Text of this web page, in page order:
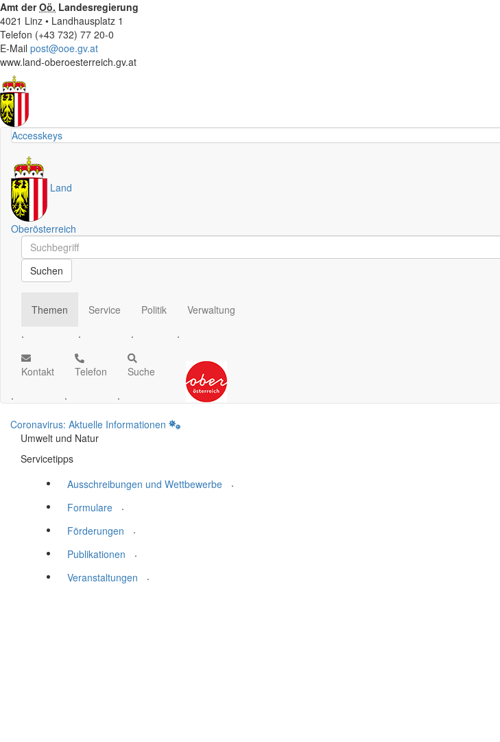
Amt derOö. Landesregierung
4021 Linz • Landhausplatz 1
Telefon (+43 732) 77 20-0
E-Mail post@ooe.gv.at
www.land-oberoesterreich.gv.at
Accesskeys
Land
Oberösterreich
Schnellsuche
Schnellsuche
Suchen
Themen
.
Service
.
Politik
.
Verwaltung
.
Kontakt
.
Telefon
.
Suche
.
Coronavirus: Aktuelle Informationen
Umwelt und Natur
Servicetipps
Ausschreibungen und Wettbewerbe
.
Formulare
.
Förderungen
.
Publikationen
.
Veranstaltungen
.